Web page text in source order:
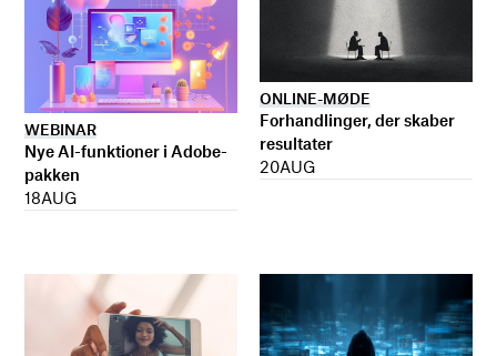
WEBINAR
Nye AI-funktioner i Adobe-
pakken
18AUG
ONLINE-MØDE
Forhandlinger, der skaber
resultater
20AUG